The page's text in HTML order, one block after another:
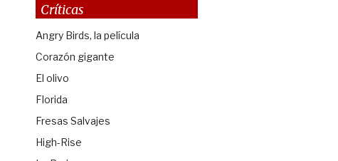
Críticas
Angry Birds, la película
Corazón gigante
El olivo
Florida
Fresas Salvajes
High-Rise